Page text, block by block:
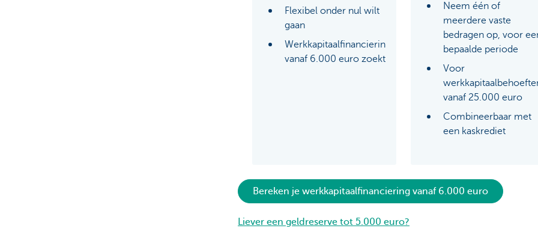
Flexibel onder nul wilt
gaan
Werkkapitaalfinanciering
vanaf 6.000 euro zoekt
Neem één of
meerdere vaste
bedragen op, voor
bepaalde periode
Voor
vanaf 25.000 euro
Combineerbaar met
een kaskrediet
Bereken je werkkapitaalfinanciering vanaf 6.000 euro
Liever een geldreserve tot 5.000 euro?